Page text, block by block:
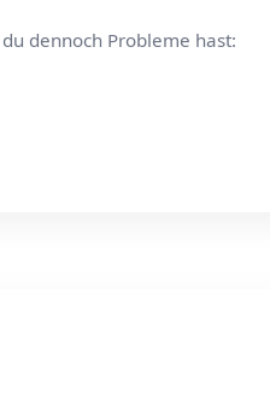
dennoch Probleme hast: